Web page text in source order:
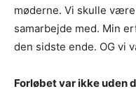
møderne. Vi skulle
samarbejde med. Min
den sidste ende. OG vi
Forløbet var ikke uden